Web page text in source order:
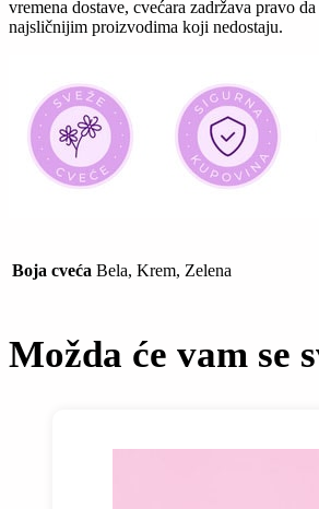
vremena dostave, cvećara zadržava pravo
najsličnijim proizvodima koji nedostaju.
Boja cveća Bela, Krem, Zelena
Možda će vam se